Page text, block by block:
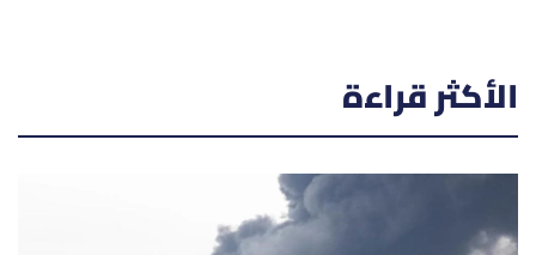
الأكثر قراءة